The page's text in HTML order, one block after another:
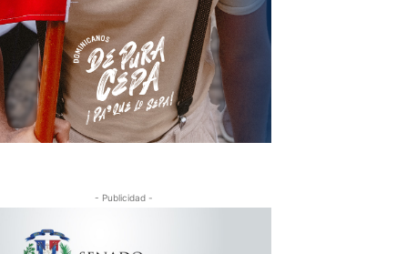
- Publicidad -